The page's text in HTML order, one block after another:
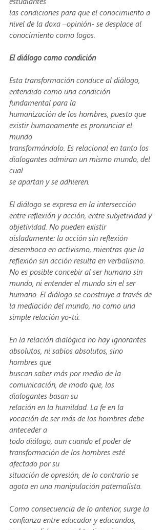
las condiciones para que el conocimiento a
nivel de la doxa –opinión- se desplace al
conocimiento como logos.
El diálogo como condición
Esta transformación conduce al diálogo,
entendido como una condición
fundamental para la
humanización de los hombres, puesto que
existir humanamente es pronunciar el
mundo
transformándolo. Es relacional en tanto los
dialogantes admiran un mismo mundo, del
cual
se apartan y se adhieren.
El diálogo se expresa en la intersección
entre reflexión y acción, entre subjetividad y
objetividad. No pueden existir
aisladamente: la acción sin reflexión
desemboca en activismo, mientras que la
reflexión sin acción resulta en verbalismo.
No es posible concebir al ser humano sin
mundo, ni entender el mundo sin el ser
humano. El diálogo se construye a través de
la mediación del mundo, no como una
simple relación yo-tú.
En la relación dialógica no hay ignorantes
absolutos, ni sabios absolutos, sino
hombres que
buscan saber más por medio de la
comunicación, de modo que, los
dialogantes basan su
relación en la humildad. La fe en la
vocación de ser más de los hombres debe
anteceder a
todo diálogo, aun cuando el poder de
transformación de los hombres esté
afectado por su
situación de opresión, de lo contrario se
agota en una manipulación paternalista.
Como consecuencia de lo anterior, surge la
confianza entre educador y educandos,